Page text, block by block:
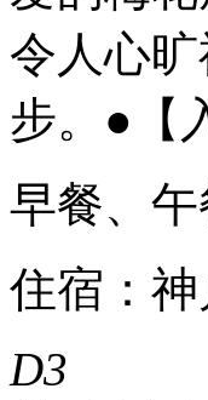
令人心
步。●【
早餐、
住宿：
D3